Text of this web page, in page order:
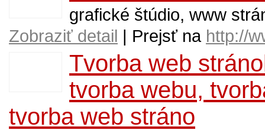
grafické štúdio, www
Zobraziť detail | Prejsť na http://
Tvorba web
tvorba webu,
tvorba web stráno